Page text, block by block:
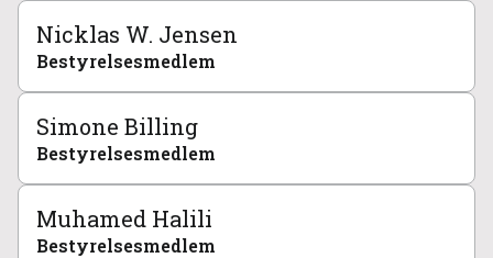
Nicklas W. Jensen
Bestyrelsesmedlem
Simone Billing
Bestyrelsesmedlem
Muhamed Halili
Bestyrelsesmedlem